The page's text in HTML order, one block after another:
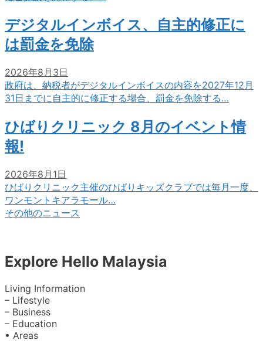
デジタルインボイス、自主的修正に
は罰金を免除
2026年8月3日
政府は、納税者がデジタルインボイスの内容を2027年12月
31日までに自主的に修正する場合、罰金を免除する…
ひばりクリニック 8月のイベント情
報!
2026年8月1日
ひばりクリニック主催のひばりキッズクラブでは毎月一度、
ワンモントキアラモール…
その他のニュース
Explore Hello Malaysia
Living Information
– Lifestyle
– Business
– Education
• Areas